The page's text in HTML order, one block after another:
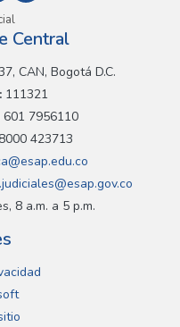
Central
CAN, Bogotá D.C.
111321
7956110
423713
8 a.m. a 5 p.m.